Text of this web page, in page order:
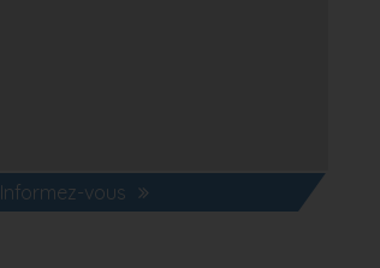
Informez-vous